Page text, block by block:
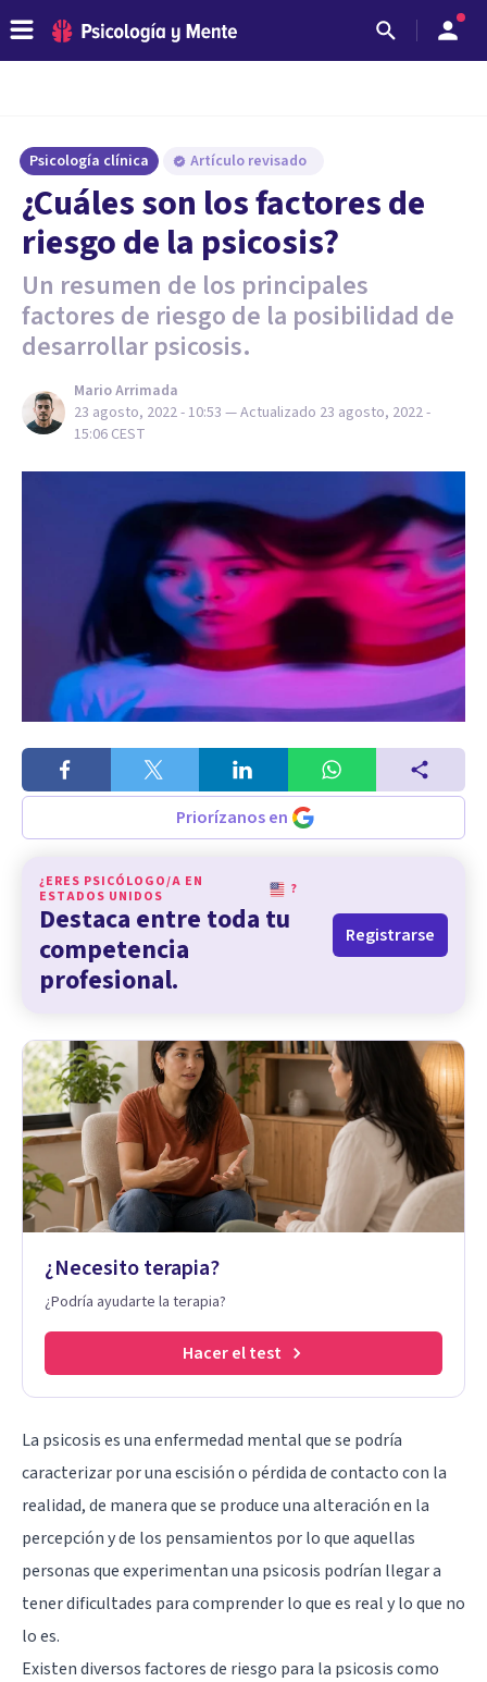
Psicología clínica Artículo revisado
¿Cuáles son los factores de
riesgo de la psicosis?
Un resumen de los principales
factores de riesgo de la posibilidad de
desarrollar psicosis.
Mario Arrimada
23 agosto, 2022 - 10:53 — Actualizado 23 agosto, 2022 -
15:06 CEST
Priorízanos en
¿ERES PSICÓLOGO/A EN
ESTADOS UNIDOS
?
Destaca entre toda tu
competencia
profesional.
Registrarse
¿Necesito terapia?
¿Podría ayudarte la terapia?
Hacer el test
La psicosis es una enfermedad mental que se podría
caracterizar por una escisión o pérdida de contacto con la
realidad, de manera que se produce una alteración en la
percepción y de los pensamientos por lo que aquellas
personas que experimentan una psicosis podrían llegar a
tener dificultades para comprender lo que es real y lo que no
lo es.
Existen diversos factores de riesgo para la psicosis como